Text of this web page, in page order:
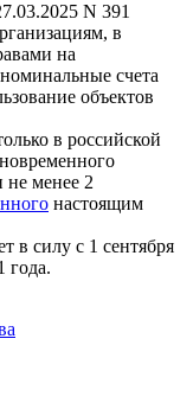
N 391
в
на
счета
объектов
в российской
не менее 2
настоящим
в силу с 1 сентября
года.